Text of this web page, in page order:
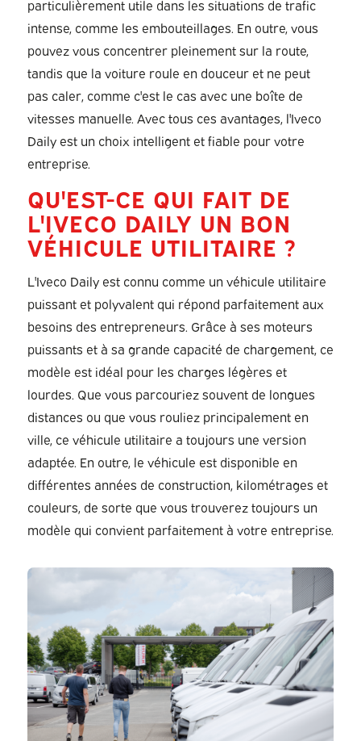
particulièrement utile dans les situations de trafic
intense, comme les embouteillages. En outre, vous
pouvez vous concentrer pleinement sur la route,
tandis que la voiture roule en douceur et ne peut
pas caler, comme c'est le cas avec une boîte de
vitesses manuelle. Avec tous ces avantages, l'Iveco
Daily est un choix intelligent et fiable pour votre
entreprise.
QU'EST-CE QUI FAIT DE
L'IVECO DAILY UN BON
VÉHICULE UTILITAIRE ?
L'Iveco Daily est connu comme un véhicule utilitaire
puissant et polyvalent qui répond parfaitement aux
besoins des entrepreneurs. Grâce à ses moteurs
puissants et à sa grande capacité de chargement, ce
modèle est idéal pour les charges légères et
lourdes. Que vous parcouriez souvent de longues
distances ou que vous rouliez principalement en
ville, ce véhicule utilitaire a toujours une version
adaptée. En outre, le véhicule est disponible en
différentes années de construction, kilométrages et
couleurs, de sorte que vous trouverez toujours un
modèle qui convient parfaitement à votre entreprise.